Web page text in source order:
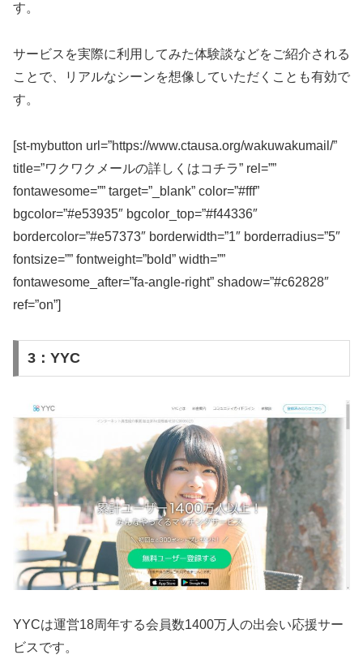
す。
サービスを実際に利用してみた体験談などをご紹介される
ことで、リアルなシーンを想像していただくことも有効で
す。
[st-mybutton url=”https://www.ctausa.org/wakuwakumail/”
title=”ワクワクメールの詳しくはコチラ” rel=””
fontawesome=”” target=”_blank” color=”#fff”
bgcolor=”#e53935″ bgcolor_top=”#f44336″
bordercolor=”#e57373″ borderwidth=”1″ borderradius=”5″
fontsize=”” fontweight=”bold” width=””
fontawesome_after=”fa-angle-right” shadow=”#c62828″
ref=”on”]
3：YYC
YYCは運営18周年する会員数1400万人の出会い応援サー
ビスです。